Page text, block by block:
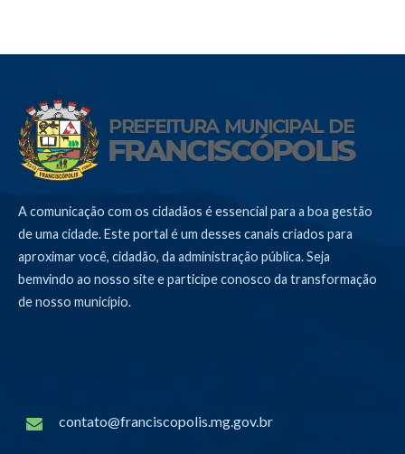
A comunicação com os cidadãos é essencial para a boa gestão
de uma cidade. Este portal é um desses canais criados para
aproximar você, cidadão, da administração pública. Seja
bemvindo ao nosso site e participe conosco da transformação
de nosso município.
contato@franciscopolis.mg.gov.br